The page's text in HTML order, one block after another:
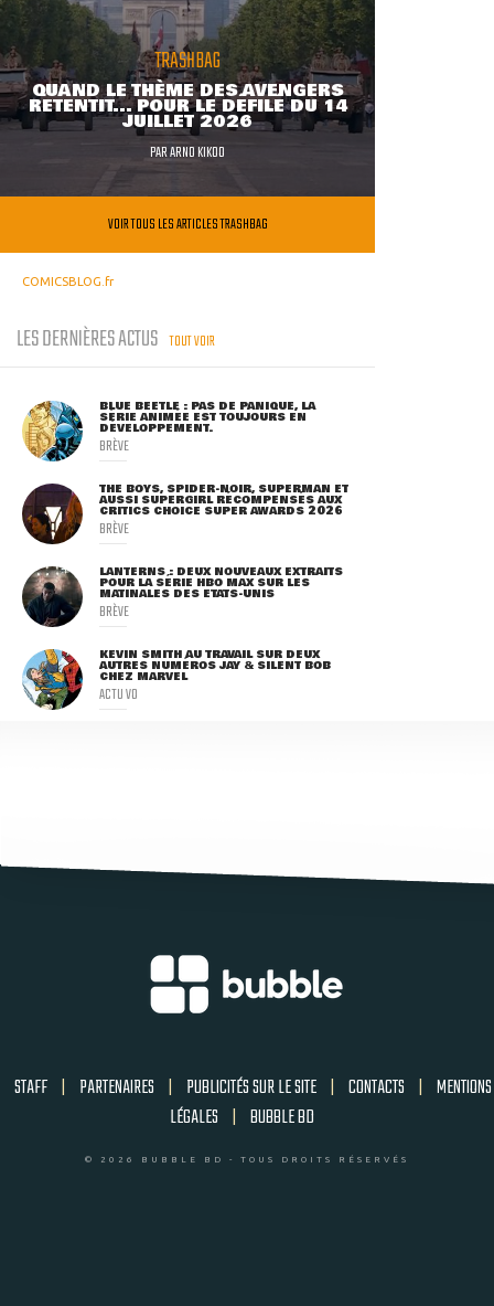
TRASHBAG
QUAND LE THÈME DES AVENGERS
RETENTIT... POUR LE DÉFILÉ DU 14
JUILLET 2026
PARARNO KIKOO
VOIR TOUS LES ARTICLES TRASHBAG
COMICSBLOG.fr
LES DERNIÈRES ACTUS TOUT VOIR
BLUE BEETLE : PAS DE PANIQUE, LA
SÉRIE ANIMÉE EST TOUJOURS EN
DÉVELOPPEMENT.
BRÈVE
THE BOYS, SPIDER-NOIR, SUPERMAN ET
AUSSI SUPERGIRL RÉCOMPENSÉS AUX
CRITICS CHOICE SUPER AWARDS 2026
BRÈVE
LANTERNS : DEUX NOUVEAUX EXTRAITS
POUR LA SÉRIE HBO MAX SUR LES
MATINALES DES ETATS-UNIS
BRÈVE
KEVIN SMITH AU TRAVAIL SUR DEUX
AUTRES NUMÉROS JAY & SILENT BOB
CHEZ MARVEL
ACTU VO
STAFF | PARTENAIRES | PUBLICITÉS SUR LE SITE | CONTACTS | MENTIONS
LÉGALES | BUBBLE BD
© 2026 BUBBLE BD - TOUS DROITS RÉSERVÉS